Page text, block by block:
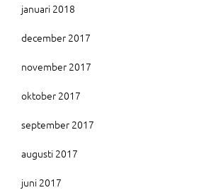
januari 2018
december 2017
november 2017
oktober 2017
september 2017
augusti 2017
juni 2017